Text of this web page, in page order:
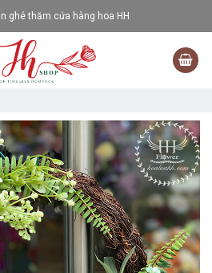
ghé thăm cửa hàng hoa HH